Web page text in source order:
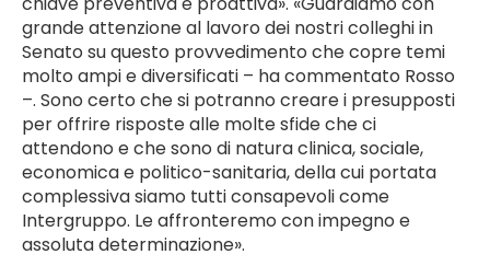
grande attenzione al lavoro dei nostri colleghi in
Senato su questo provvedimento che copre temi
molto ampi e diversificati – ha commentato Rosso
–. Sono certo che si potranno creare i presupposti
per offrire risposte alle molte sfide che ci
attendono e che sono di natura clinica, sociale,
economica e politico-sanitaria, della cui portata
complessiva siamo tutti consapevoli come
Intergruppo. Le affronteremo con impegno e
assoluta determinazione».